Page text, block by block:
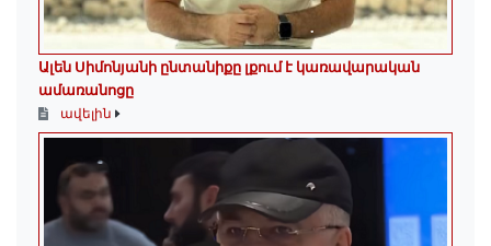
Ալեն Սիմոնյանի ընտանիքը լքում է կառավարական
ամառանոցը
ավելին